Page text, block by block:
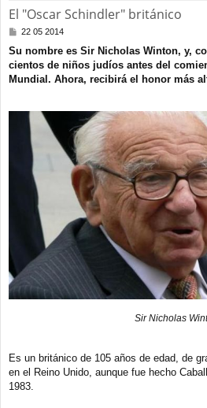
El "Oscar Schindler" británico
M
n
s
a
22 05 2014
Su nombre es Sir Nicholas Winton, y,
cientos de niños judíos antes del
Mundial. Ahora, recibirá el honor más
Sir Nicholas
Es un británico de 105 años de edad, de
en el Reino Unido, aunque fue hecho
1983.